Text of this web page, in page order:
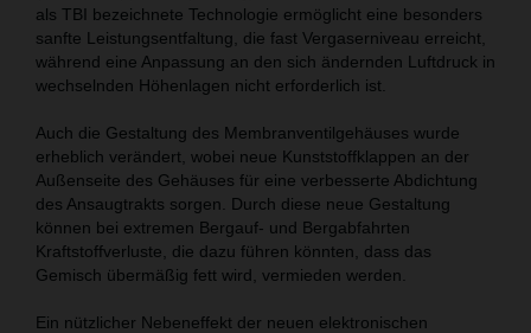
als TBI bezeichnete Technologie ermöglicht eine besonders
sanfte Leistungsentfaltung, die fast Vergaserniveau erreicht,
während eine Anpassung an den sich ändernden Luftdruck in
wechselnden Höhenlagen nicht erforderlich ist.
Auch die Gestaltung des Membranventilgehäuses wurde
erheblich verändert, wobei neue Kunststoffklappen an der
Außenseite des Gehäuses für eine verbesserte Abdichtung
des Ansaugtrakts sorgen. Durch diese neue Gestaltung
können bei extremen Bergauf- und Bergabfahrten
Kraftstoffverluste, die dazu führen könnten, dass das
Gemisch übermäßig fett wird, vermieden werden.
Ein nützlicher Nebeneffekt der neuen elektronischen